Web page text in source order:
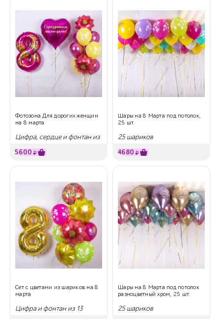
Фотозона Для дорогих женщин
на 8 марта
Цифра, сердце и фонтан из
5600 ₽
Шары на 8 Марта под потолок,
25 шт.
25 шариков
4680 ₽
Сет с цветами из шариков на 8
марта
Цифра и фонтан из 13
Шары на 8 Марта под потолок
разноцветный хром, 25 шт.
25 шариков